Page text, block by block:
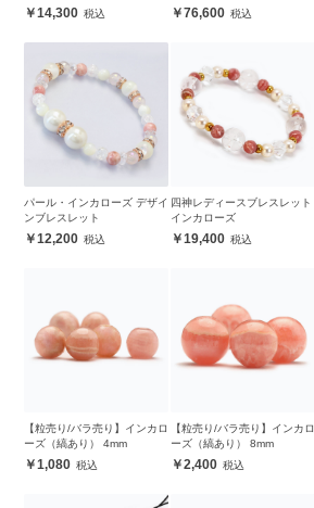
14,300 76,600
パール・インカローズ デザイ
ンブレスレット
12,200
四神レディースブレスレット
インカローズ
19,400
【粒売り/バラ売り】インカロ
ーズ（縞あり） 4mm
1,080
【粒売り/バラ売り】インカロ
ーズ（縞あり） 8mm
2,400